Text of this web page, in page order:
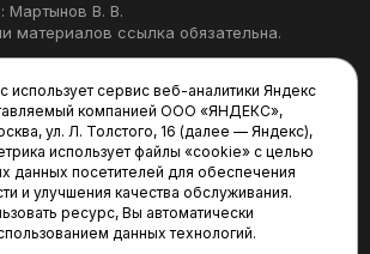
Мартынов В. В.
материалов ссылка обязательна.
Геологоразведчиков, 28А
использует сервис веб-аналитики Яндекс
компанией ООО «ЯНДЕКС»,
ул. Л. Толстого, 16 (далее — Яндекс),
использует файлы «cookie» с целью
данных посетителей для обеспечения
и улучшения качества обслуживания.
ресурс, Вы автоматически
данных технологий.